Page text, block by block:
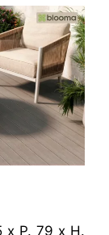
x P. 79 x H.